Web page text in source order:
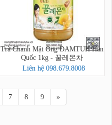
Trà Chanh Mật Ong DAMTUH Hàn
Quốc 1kg - 꿀레몬차
Liên hệ 098.679.8008
7 8 9 »